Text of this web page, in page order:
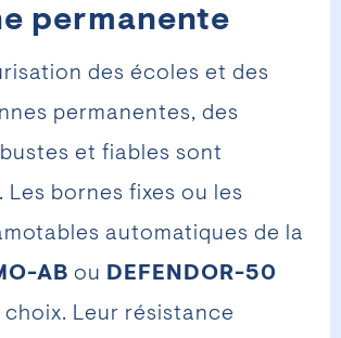
permanente
des écoles et des
permanentes, des
et fiables sont
Les bornes fixes ou les
automatiques de la
AB ou DEFENDOR-50
Leur résistance